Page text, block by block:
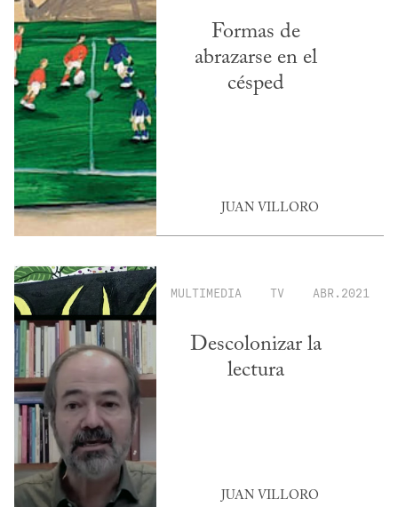
Formas de
abrazarse en el
césped
JUAN VILLORO
MULTIMEDIA TV ABR.2021
Descolonizar la
lectura
JUAN VILLORO